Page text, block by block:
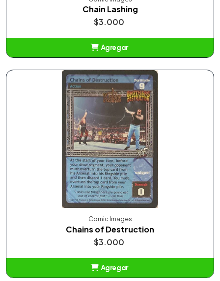
Chain Lashing
$3.000
Agregar
Comic Images
Chains of Destruction
$3.000
Agregar